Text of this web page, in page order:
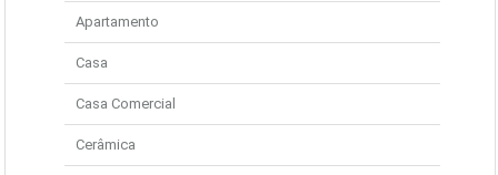
Apartamento
Casa
Casa Comercial
Cerâmica